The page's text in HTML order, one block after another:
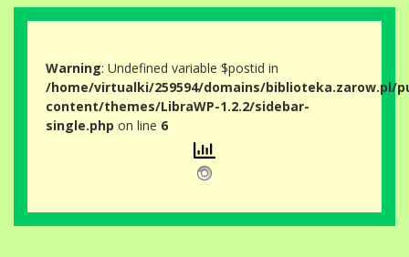
Warning: Undefined variable $postid in
/home/virtualki/259594/domains/biblioteka.zarow.pl/
content/themes/LibraWP-1.2.2/sidebar-
single.php on line 6